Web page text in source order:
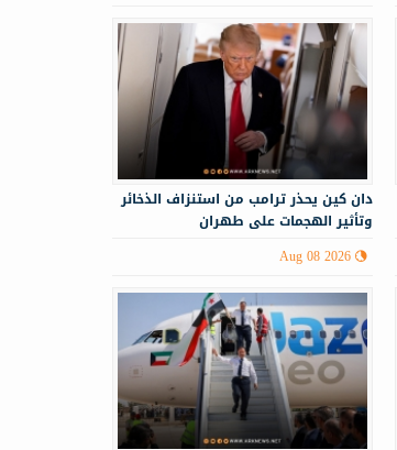
دان كين يحذر ترامب من استنزاف الذخائر
وتأثير الهجمات على طهران
Aug 08 2026